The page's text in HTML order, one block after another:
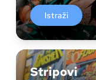
Istraži
Stripovi